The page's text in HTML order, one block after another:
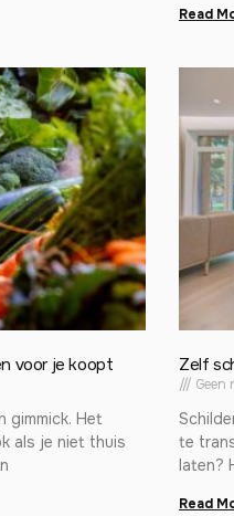
Read
voor je koopt
gimmick. Het
als je niet thuis
Zelf
Geen
te
laten?
Read